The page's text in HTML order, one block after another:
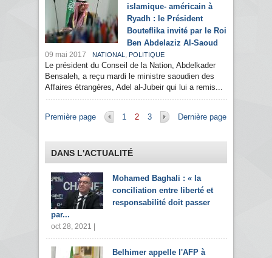
islamique- américain à
Ryadh : le Président
Bouteflika invité par le Roi
Ben Abdelaziz Al-Saoud
09 mai 2017 NATIONAL , POLITIQUE
Le président du Conseil de la Nation, Abdelkader
Bensaleh, a reçu mardi le ministre saoudien des
Affaires étrangères, Adel al-Jubeir qui lui a remis...
Pages
Première page 1 2 3 Dernière page
DANS L'ACTUALITÉ
Mohamed Baghali : « la
conciliation entre liberté et
responsabilité doit passer
par...
oct 28, 2021 |
Belhimer appelle l'AFP à